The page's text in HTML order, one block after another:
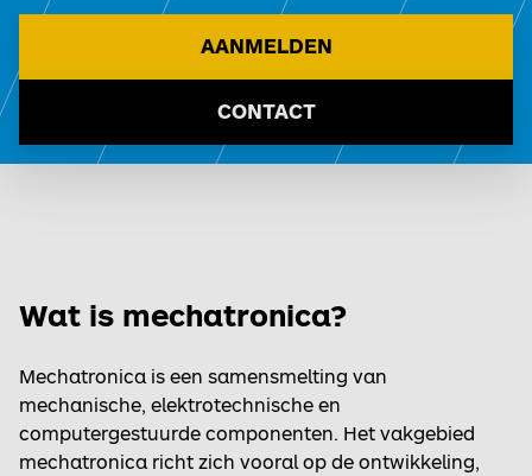
AANMELDEN
CONTACT
Wat is mechatronica?
Mechatronica is een samensmelting van
mechanische, elektrotechnische en
computergestuurde componenten. Het vakgebied
mechatronica richt zich vooral op de ontwikkeling,